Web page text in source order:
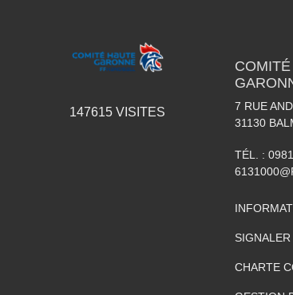
147615 VISITES
7 RUE
31130
TÉL. :
CHARTE